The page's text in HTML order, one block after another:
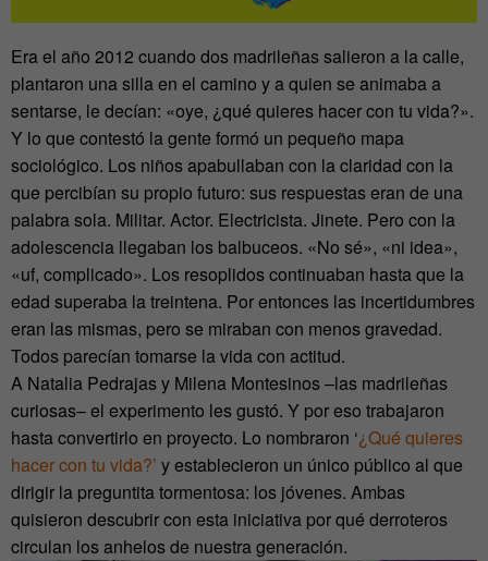
Era el año 2012 cuando dos madrileñas salieron a la calle,
plantaron una silla en el camino y a quien se animaba a
sentarse, le decían: «oye, ¿qué quieres hacer con tu vida?».
Y lo que contestó la gente formó un pequeño mapa
sociológico. Los niños apabullaban con la claridad con la
que percibían su propio futuro: sus respuestas eran de una
palabra sola. Militar. Actor. Electricista. Jinete. Pero con la
adolescencia llegaban los balbuceos. «No sé», «ni idea»,
«uf, complicado». Los resoplidos continuaban hasta que la
edad superaba la treintena. Por entonces las incertidumbres
eran las mismas, pero se miraban con menos gravedad.
Todos parecían tomarse la vida con actitud.
A Natalia Pedrajas y Milena Montesinos –las madrileñas
curiosas– el experimento les gustó. Y por eso trabajaron
hasta convertirlo en proyecto. Lo nombraron ‘¿Qué quieres
hacer con tu vida?’ y establecieron un único público al que
dirigir la preguntita tormentosa: los jóvenes. Ambas
quisieron descubrir con esta iniciativa por qué derroteros
circulan los anhelos de nuestra generación.